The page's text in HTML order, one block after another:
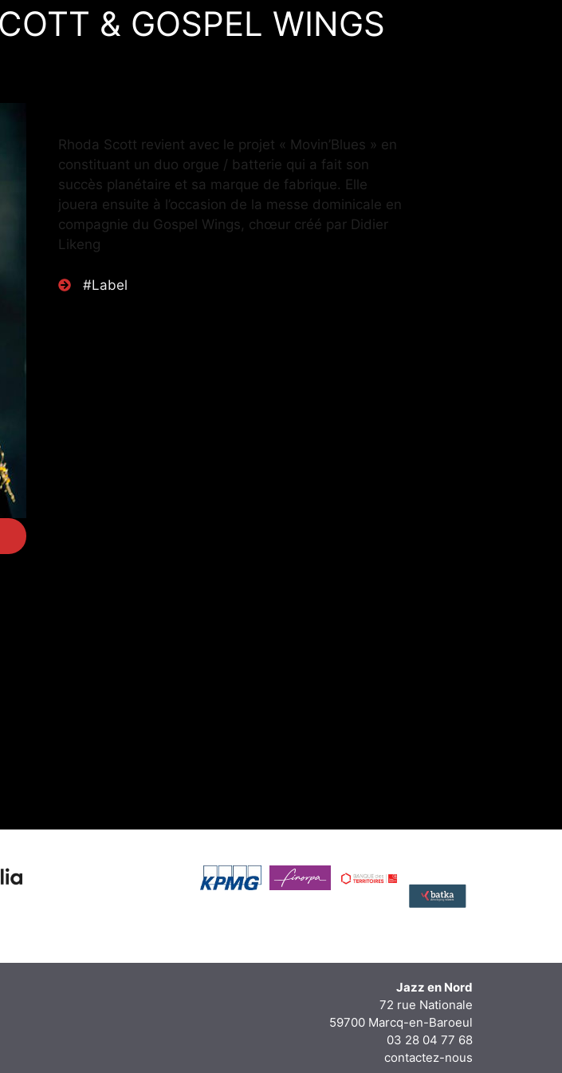
& GOSPEL WINGS
Rhoda Scott revient avec le projet « Movin’Blues » en
constituant un duo orgue / batterie qui a fait son
succès planétaire et sa marque de fabrique. Elle
jouera ensuite à l’occasion de la messe dominicale en
compagnie du Gospel Wings, chœur créé par Didier
Likeng
#Label
Jazz en Nord
72 rue Nationale
59700 Marcq-en-Baroeul
03 28 04 77 68
contactez-nous